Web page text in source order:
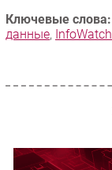
Ключевые слова:
данные, InfoWatch